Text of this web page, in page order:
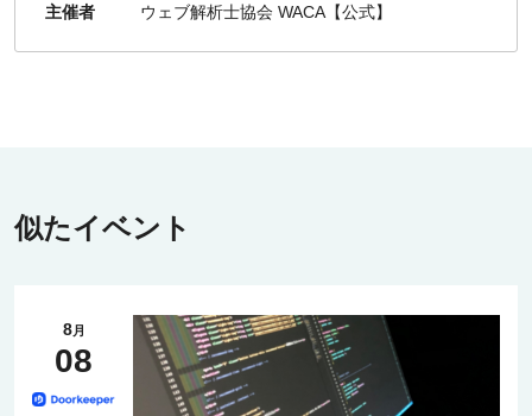
主催者 ウェブ解析士協会 WACA【公式】
似たイベント
8月
08